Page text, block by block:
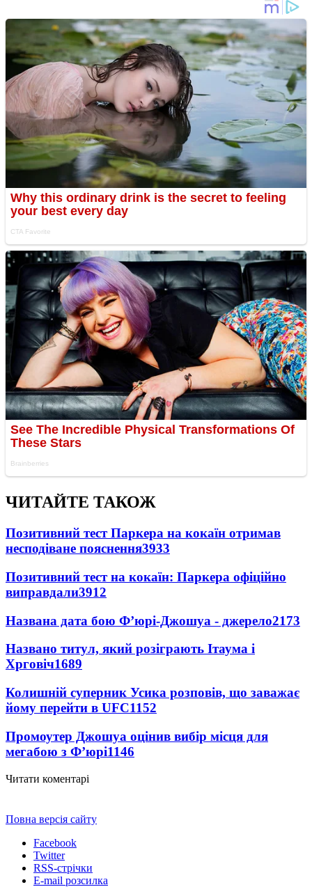
ЧИТАЙТЕ ТАКОЖ
Позитивний тест Паркера на кокаїн отримав
несподіване пояснення3933
Позитивний тест на кокаїн: Паркера офіційно
виправдали3912
Названа дата бою Ф’юрі-Джошуа - джерело2173
Названо титул, який розіграють Ітаума і
Хрговіч1689
Колишній суперник Усика розповів, що заважає
йому перейти в UFC1152
Промоутер Джошуа оцінив вибір місця для
мегабою з Ф’юрі1146
Читати коментарі
Повна версія сайту
Facebook
Twitter
RSS-стрічки
E-mail розсилка